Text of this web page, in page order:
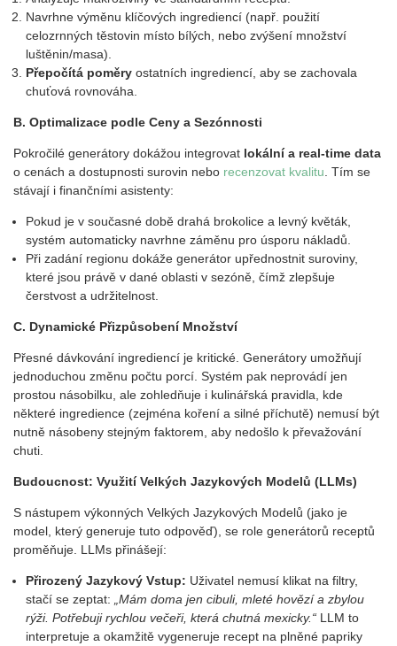
Navrhne výměnu klíčových ingrediencí (např. použití
celozrnných těstovin místo bílých, nebo zvýšení množství
luštěnin/masa).
Přepočítá poměry ostatních ingrediencí, aby se zachovala
chuťová rovnováha.
B. Optimalizace podle Ceny a Sezónnosti
Pokročilé generátory dokážou integrovat lokálnía real-time data
o cenách a dostupnosti surovin nebo recenzovat kvalitu . Tím se
stávají i finančními asistenty:
Pokud je v současné době drahá brokolice a levný květák,
systém automaticky navrhne záměnu pro úsporu nákladů.
Při zadání regionu dokáže generátor upřednostnit suroviny,
které jsou právě v dané oblasti v sezóně, čímž zlepšuje
čerstvost a udržitelnost.
C. Dynamické Přizpůsobení Množství
Přesné dávkování ingrediencí je kritické. Generátory umožňují
jednoduchou změnu počtu porcí. Systém pak neprovádí jen
prostou násobilku, ale zohledňuje i kulinářská pravidla, kde
některé ingredience (zejména koření a silné příchutě) nemusí být
nutně násobeny stejným faktorem, aby nedošlo k převažování
chuti.
Budoucnost: Využití Velkých Jazykových Modelů (LLMs)
S nástupem výkonných Velkých Jazykových Modelů (jako je
model, který generuje tuto odpověď), se role generátorů receptů
proměňuje. LLMs přinášejí:
Přirozený Jazykový Vstup: Uživatel nemusí klikat na filtry,
stačí se zeptat:
„Mám doma jen cibuli, mleté hovězí a zbylou
rýži. Potřebuji rychlou večeři, která chutná mexicky.“ LLM to
interpretuje a okamžitě vygeneruje recept na plněné papriky